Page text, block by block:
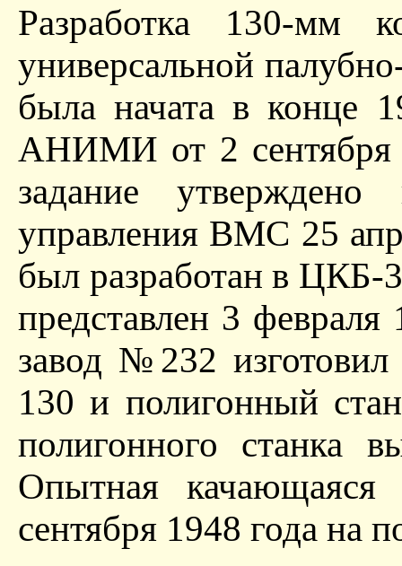
Разработка 130-мм
универсальной
была начата в конце
АНИМИ от 2 сентября
задание утверждено
управления ВМС 25
был разработан в ЦКБ-
представлен 3
завод №232
130 и полигонный
полигонного
Опытная
сентября 1948 года на